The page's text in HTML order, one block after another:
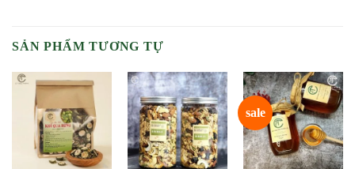
SẢN PHẨM TƯƠNG TỰ
sale